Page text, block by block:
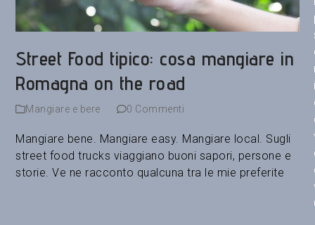
Street Food tipico: cosa mangiare in
Romagna on the road
Mangiare e bere 0 Commenti
Mangiare bene. Mangiare easy. Mangiare local. Sugli
street food trucks viaggiano buoni sapori, persone e
storie. Ve ne racconto qualcuna tra le mie preferite